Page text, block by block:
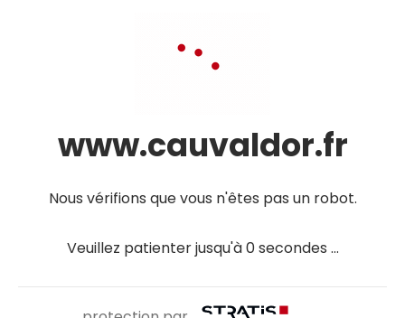
www.cauvaldor.fr
Nous vérifions que vous n'êtes pas un robot.
Veuillez patienter jusqu'à0secondes ...